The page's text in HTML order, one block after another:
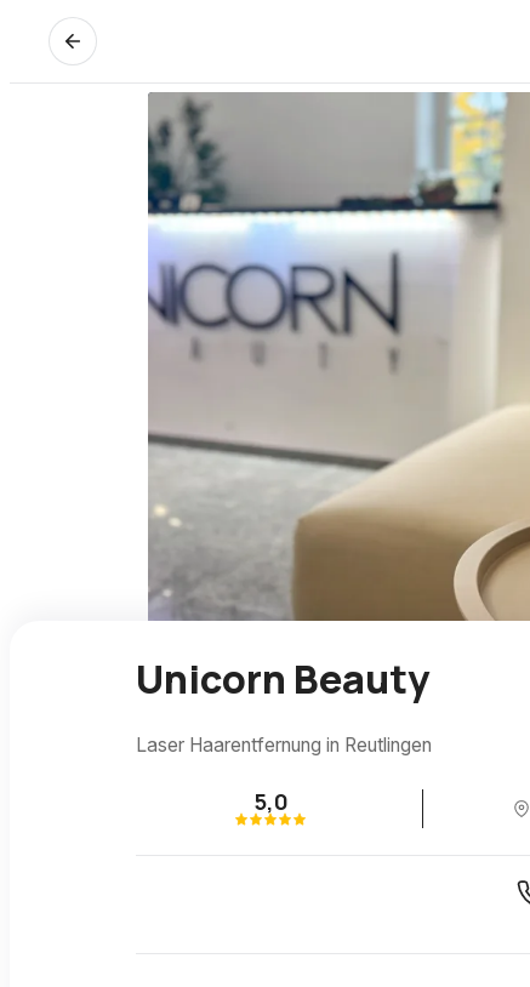
Unicorn Beauty
Laser Haarentfernung in Reutlingen
5,0